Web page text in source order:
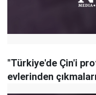
"Türkiye'de Çin'i
evlerinden